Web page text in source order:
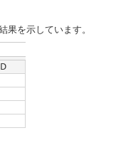
果を示しています。